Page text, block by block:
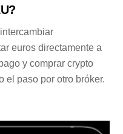
euros directamente a
y comprar crypto
el paso por otro bróker.